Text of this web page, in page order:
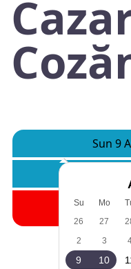
Sun 9
Su Mo
26
27
2
3
9 10